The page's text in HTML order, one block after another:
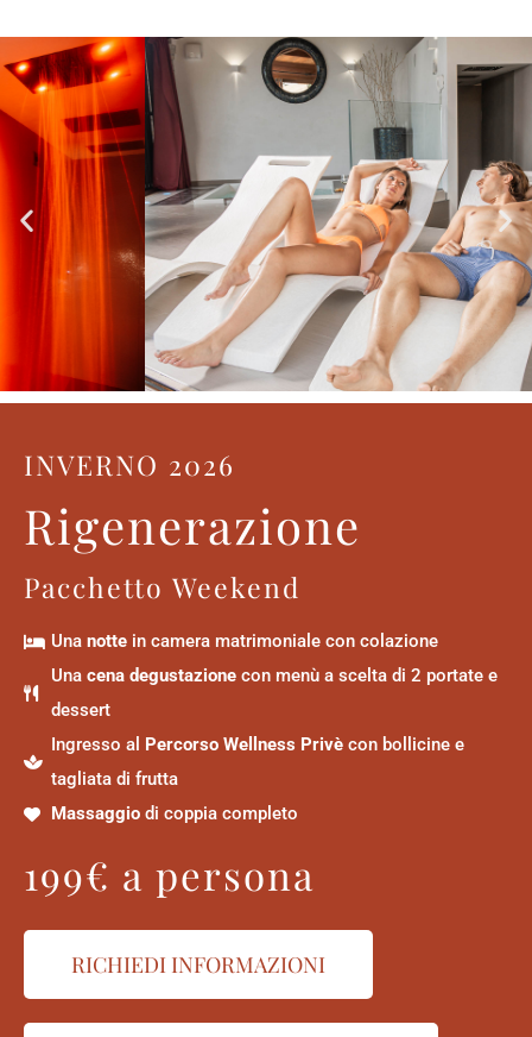
INVERNO 2026
Rigenerazione
Pacchetto Weekend
Una notte in camera matrimoniale con colazione
Una cena degustazionecon menù a scelta di 2 portate e
dessert
Ingresso al Percorso Wellness Privè con bollicine e
tagliata di frutta
Massaggio di coppia completo
199€ a persona
RICHIEDI INFORMAZIONI